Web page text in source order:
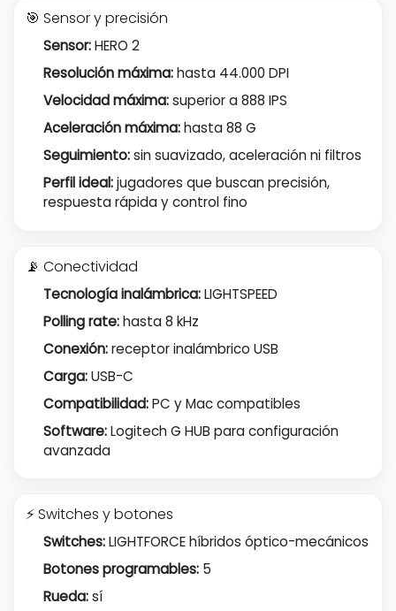
🎯 Sensor y precisión
Sensor:HERO 2
Resolución máxima:hasta 44.000 DPI
Velocidad máxima:superior a 888 IPS
Aceleración máxima:hasta 88 G
Seguimiento:sin suavizado, aceleración ni filtros
Perfil ideal:jugadores que buscan precisión,
respuesta rápida y control fino
📡 Conectividad
Tecnología inalámbrica:LIGHTSPEED
Polling rate:hasta 8 kHz
Conexión:receptor inalámbrico USB
Carga:USB-C
Compatibilidad:PC y Mac compatibles
Software:Logitech G HUB para configuración
avanzada
⚡ Switches y botones
Switches:LIGHTFORCE híbridos óptico-mecánicos
Botones programables:5
Rueda:sí